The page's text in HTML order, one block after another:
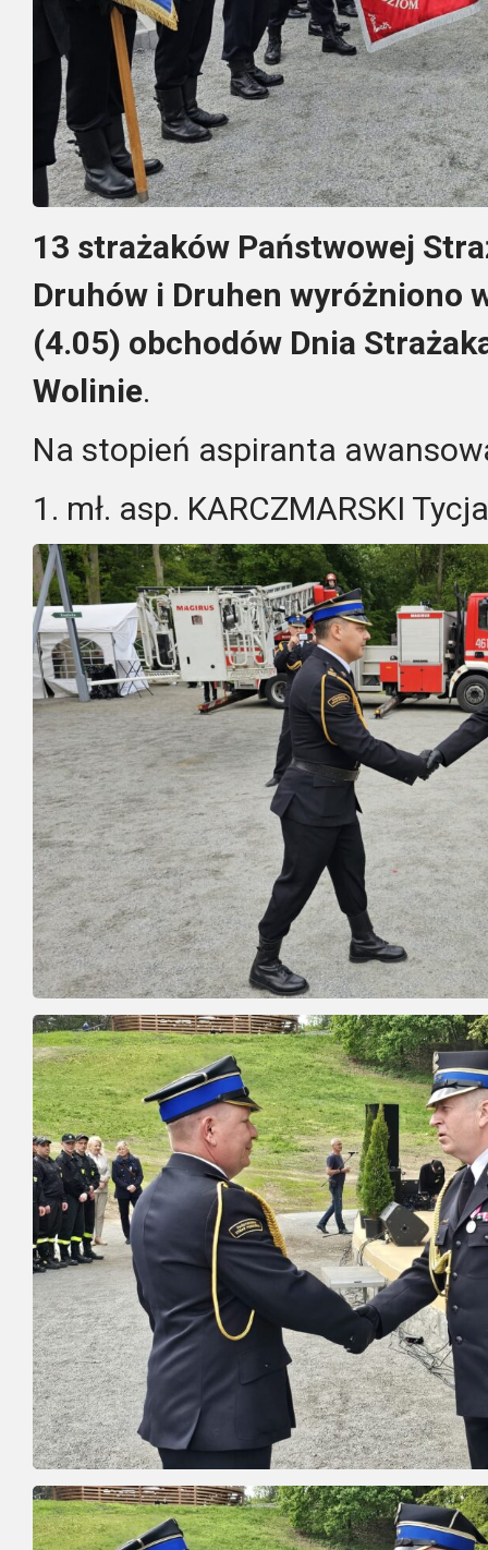
13 strażaków Państwowej
Druhów i Druhen wyróżniono
(4.05) obchodów Dnia
Wolinie.
Na stopień aspiranta
1. mł. asp. KARCZMARSKI